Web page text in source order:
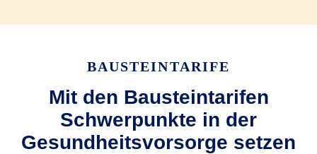
Letztes Jahr hatte Anna Rückenschmerzen und
Behandlung ausgegeben. In diesem Jahr hat sie
das Budget bisher gleich für mehrere Dinge
genutzt, wie unter anderem die vom Arzt
verordneten Schmerzmittel für ihren Rücken und
eine professionelle Zahnreinigung.
BAUSTEINTARIFE
Mit den Bausteintarifen
Schwerpunkte in der
Gesundheitsvorsorge setzen